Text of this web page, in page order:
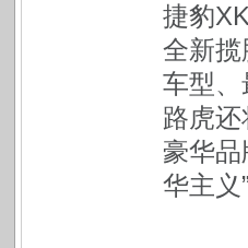
捷豹
全新
车型
路虎
豪华
华主义